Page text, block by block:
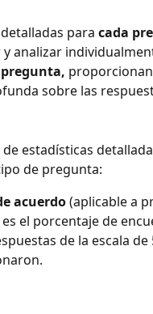
para cada
y analizar
pregunta,
sobre las
estadísticas
de pregunta:
acuerdo (aplicable a
el porcentaje de
de la escala